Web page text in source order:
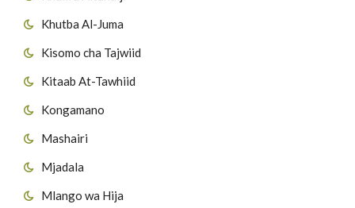
Khutba Al-Juma
Kisomo cha Tajwiid
Kitaab At-Tawhiid
Kongamano
Mashairi
Mjadala
Mlango wa Hija